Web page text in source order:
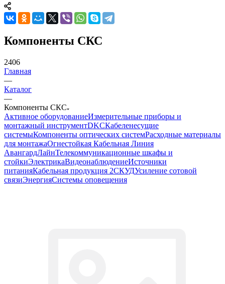
Компоненты СКС
2406
Главная
—
Каталог
—
Компоненты СКС
Активное оборудованиеИзмерительные приборы и
монтажный инструментDKCКабеленесущие
системыКомпоненты оптических системРасходные материалы
для монтажаОгнестойкая Кабельная Линия
АвангардЛайнТелекоммуникационные шкафы и
стойкиЭлектрикаВидеонаблюдениеИсточники
питанияКабельная продукция 2СКУДУсиление сотовой
связиЭнергияСистемы оповещения